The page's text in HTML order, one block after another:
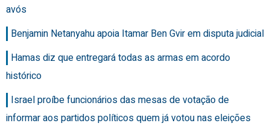
avós
Benjamin Netanyahu apoia Itamar Ben Gvir em disputa judicial
Hamas diz que entregará todas as armas em acordo
histórico
Israel proíbe funcionários das mesas de votação de
informar aos partidos políticos quem já votou nas eleições